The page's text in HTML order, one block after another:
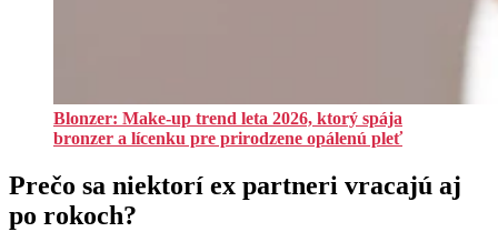
Blonzer: Make-up trend leta 2026, ktorý spája
bronzer a lícenku pre prirodzene opálenú pleť
Prečo sa niektorí ex partneri vracajú aj
po rokoch?